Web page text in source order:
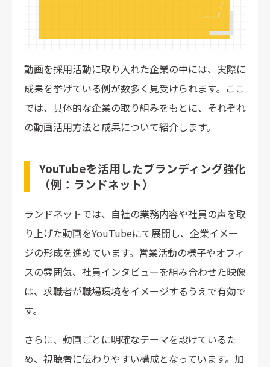
動画を採用活動に取り入れた企業の中には、実際に
成果を挙げている例が数多く見受けられます。ここ
では、具体的な企業の取り組みをもとに、それぞれ
の動画活用方法と成果について紹介します。
YouTubeを活用したブランディング強化
（例：ランドネット）
ランドネットでは、自社の業務内容や社員の声を取
り上げた動画をYouTubeにて展開し、企業イメー
ジの形成を進めています。営業活動の様子やオフィ
スの雰囲気、社員インタビューを組み合わせた映像
は、求職者が職場環境をイメージするうえで有効で
す。
さらに、動画ごとに明確なテーマを設けているた
め、視聴者に伝わりやすい構成となっています。加